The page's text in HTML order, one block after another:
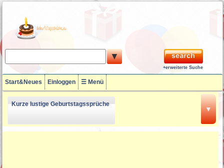
▼
+erweiterte Suche
Start&Neues Einloggen ☰ Menü
▼
Kurze lustige Geburtstagssprüche